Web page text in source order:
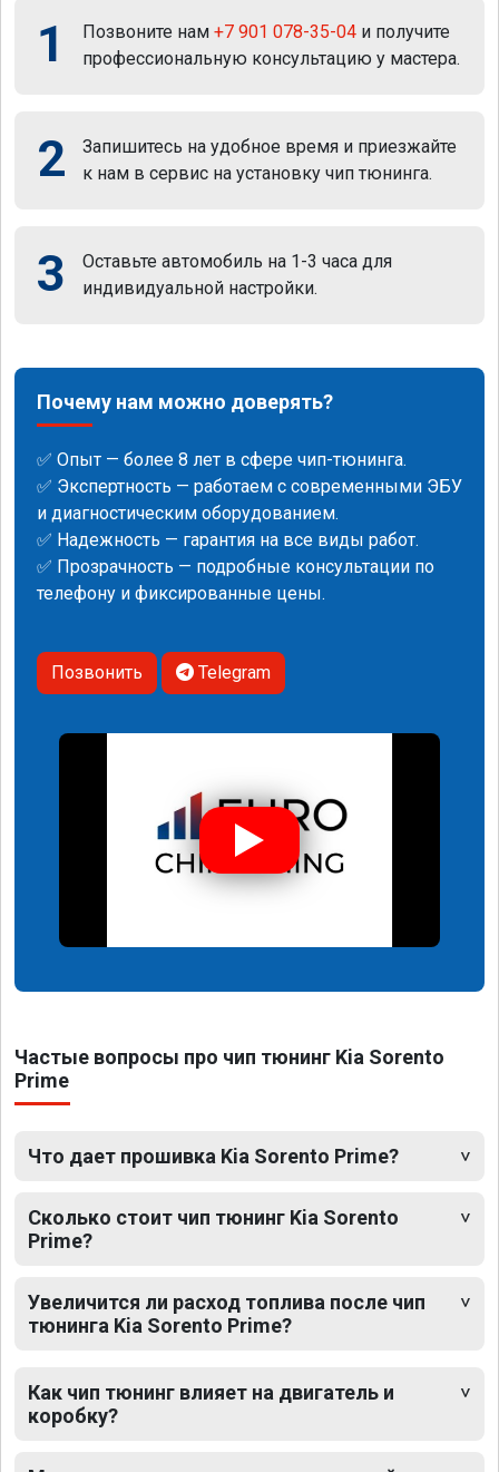
1 Позвоните нам +7 901 078-35-04 и получите
профессиональную консультацию у мастера.
2
Запишитесь на удобное время и приезжайте
к нам в сервис на установку чип тюнинга.
3
Оставьте автомобиль на 1-3 часа для
индивидуальной настройки.
Почему нам можно доверять?
✅ Опыт — более 8 лет в сфере чип-тюнинга.
✅ Экспертность — работаем с современными ЭБУ
и диагностическим оборудованием.
✅ Надежность — гарантия на все виды работ.
✅ Прозрачность — подробные консультации по
телефону и фиксированные цены.
Позвонить Telegram
Частые вопросы про чип тюнинг Kia Sorento
Prime
Что дает прошивка Kia Sorento Prime?
Сколько стоит чип тюнинг Kia Sorento
Prime?
Увеличится ли расход топлива после чип
тюнинга Kia Sorento Prime?
Как чип тюнинг влияет на двигатель и
коробку?